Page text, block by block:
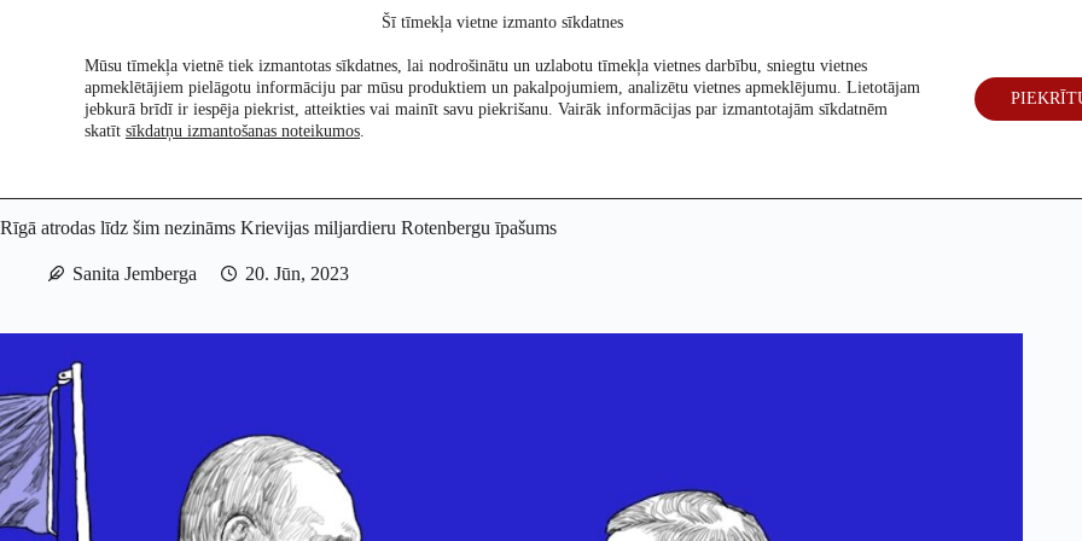
Pētījumi Re:Check Par mums Vēlēšanas 2026
Rīgā atrodas līdz šim nezināms Krievijas miljardieru Rotenbergu īpašums
Sanita Jemberga 20. Jūn, 2023
Šī tīmekļa vietne izmanto sīkdatnes
Mūsu tīmekļa vietnē tiek izmantotas sīkdatnes, lai nodrošinātu un uzlabotu tīmekļa vietnes darbību, sniegtu vietnes
apmeklētājiem pielāgotu informāciju par mūsu produktiem un pakalpojumiem, analizētu vietnes apmeklējumu. Lietotājam
jebkurā brīdī ir iespēja piekrist, atteikties vai mainīt savu piekrišanu. Vairāk informācijas par izmantotajām sīkdatnēm
skatīt sīkdatņu izmantošanas noteikumos.